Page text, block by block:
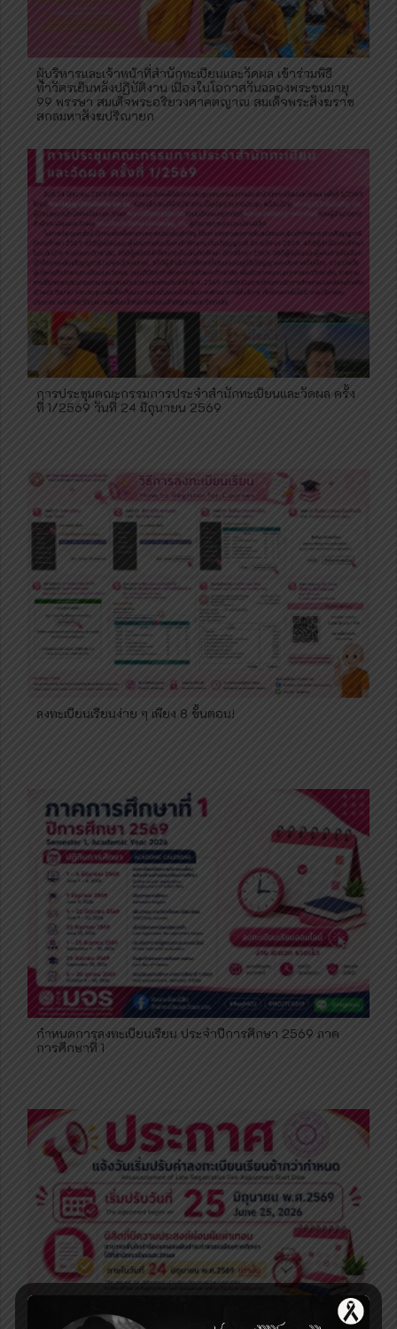
ผู้บริหารและเจ้าหน้าที่สำนักทะเบียนและวัดผล เข้าร่วมพิธี
ทำวัตรเย็นหลังปฏิบัติงาน เนื่องในโอกาสวันฉลองพระชนมายุ
99 พรรษา สมเด็จพระอริยวงศาคตญาณ สมเด็จพระสังฆราช
สกลมหาสังฆปริณายก
การประชุมคณะกรรมการประจำสำนักทะเบียนและวัดผล ครั้ง
ที่ 1/2569 วันที่ 24 มิถุนายน 2569
ลงทะเบียนเรียนง่าย ๆ เพียง 8 ขั้นตอน!
กำหนดการลงทะเบียนเรียน ประจำปีการศึกษา 2569 ภาค
การศึกษาที่ 1